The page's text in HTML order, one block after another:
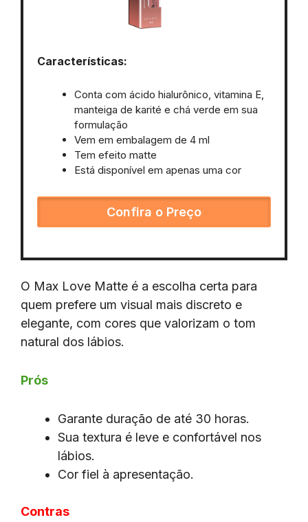
Características:
Conta com ácido hialurônico, vitamina E,
manteiga de karité e chá verde em sua
formulação
Vem em embalagem de 4 ml
Tem efeito matte
Está disponível em apenas uma cor
Confira o Preço
O Max Love Matte é a escolha certa para
quem prefere um visual mais discreto e
elegante, com cores que valorizam o tom
natural dos lábios.
Prós
Garante duração de até 30 horas.
Sua textura é leve e confortável nos
lábios.
Cor fiel à apresentação.
Contras